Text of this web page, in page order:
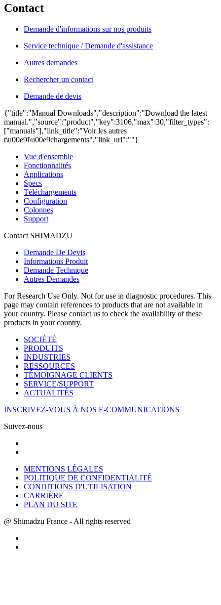
Contact
Demande d'informations sur nos produits
Service technique / Demande d'assistance
Autres demandes
Rechercher un contact
Demande de devis
{"title":"Manual Downloads","description":"Download the latest
manual.","source":"product","key":3106,"max":30,"filter_types":
["manuals"],"link_title":"Voir les autres
t\u00e9l\u00e9chargements","link_url":""}
Vue d'ensemble
Fonctionnalités
Applications
Specs
Téléchargements
Configuration
Colonnes
Support
Contact SHIMADZU
Demande De Devis
Informations Produit
Demande Technique
Autres Demandes
For Research Use Only. Not for use in diagnostic procedures. This
page may contain references to products that are not available in
your country. Please contact us to check the availability of these
products in your country.
SOCIÉTÉ
PRODUITS
INDUSTRIES
RESSOURCES
TÉMOIGNAGE CLIENTS
SERVICE/SUPPORT
ACTUALITÉS
INSCRIVEZ-VOUS À NOS E-COMMUNICATIONS
Suivez-nous
MENTIONS LÉGALES
POLITIQUE DE CONFIDENTIALITÉ
CONDITIONS D'UTILISATION
CARRIÈRE
PLAN DU SITE
@ Shimadzu France - All rights reserved